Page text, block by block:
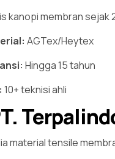
kanopi membran sejak
AGTex/Heytex
Hingga 15 tahun
10+ teknisi ahli
material tensile